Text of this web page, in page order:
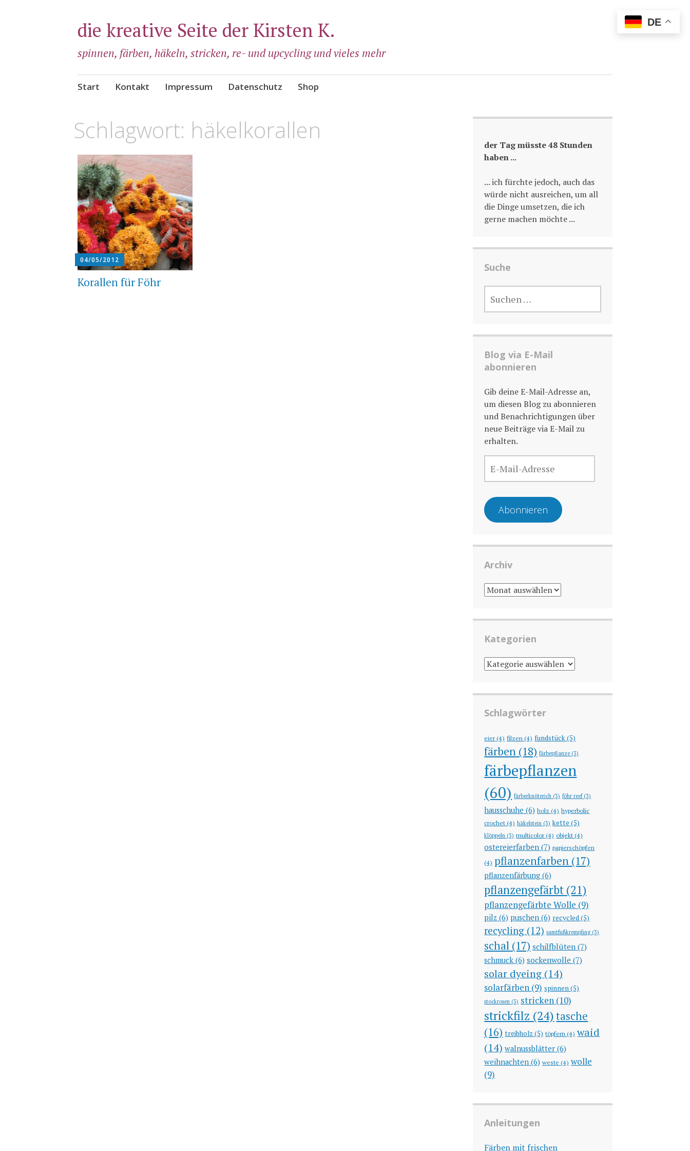
die kreative Seite der Kirsten K.
spinnen, färben, häkeln, stricken, re- und upcycling und vieles mehr
Zum
Start Kontakt Impressum Datenschutz Shop
Schlagwort: häkelkorallen
04/05/2012
Korallen für Föhr
der Tag müsste 48 Stunden
haben ...
... ich fürchte jedoch, auch das
würde nicht ausreichen, um all
die Dinge umsetzen, die ich
gerne machen möchte ...
Suche
NACH:
Blog via E-Mail
abonnieren
Gib deine E-Mail-Adresse an,
um diesen Blog zu abonnieren
und Benachrichtigungen über
neue Beiträge via E-Mail zu
erhalten.
MAIL-
ADRESSE
Abonnieren
Archiv
ARCHIV
Kategorien
KATEGORIEN
Schlagwörter
eier(4) filzen(4) fundstück(5)
färben (18) färbepflanze (3)
färbepflanzen
(60) färberknöterich (3) föhr reef(3)
hausschuhe (6) holz (4) hyperbolic
crochet(4) häkelstein (3) kette (5)
klöppeln (3) multicolor(4) objekt(4)
ostereierfarben (7) papierschöpfen
(4) pflanzenfarben (17)
pflanzenfärbung (6)
pflanzengefärbt (21)
pflanzengefärbte Wolle (9)
pilz (6) puschen (6) recycled(5)
recycling (12) samtfußkrempling(3)
schal (17) schilfblüten (7)
schmuck (6) sockenwolle (7)
solar dyeing (14)
solarfärben (9) spinnen(5)
stockrosen (3) stricken (10)
strickfilz (24)tasche
(16) treibholz (5) töpfern(4) waid
(14) walnussblätter (6)
weihnachten (6) weste (4) wolle
(9)
Anleitungen
Färben mit frischen
DE